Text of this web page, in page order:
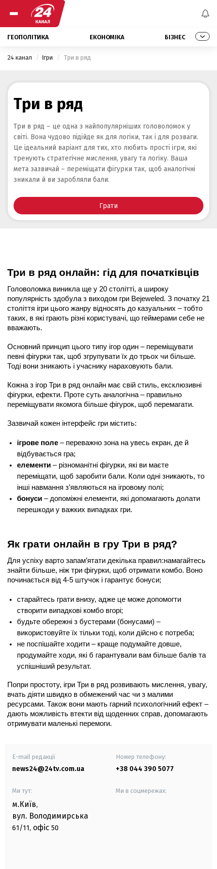
ГЕОПОЛІТИКА ЕКОНОМІКА БІЗНЕС
24 канал Ігри Три в ряд
Три в ряд
Три в ряд – це одна з найпопулярніших головоломок у
світі. Вона чудово підійде як для логіки, так і для розваги.
Це ідеальний варіант для тих, хто любить прості ігри, які
тренують стратегічне мислення, увагу та логіку. Ваша
мета зазвичай – переміщати фігурки так, щоб аналогічні
зникали й ви заробляли бали.
Грати
Три в ряд онлайн: гід для початківців
Головоломка виникла ще у 20 столітті, а широку
популярність здобула з виходом гри Bejeweled. З початку 21
століття ігри цього жанру відносять до казуальних – тобто
таких, в які грають різні користувачі, що геймерами себе не
вважають.
Основний принцип цього типу ігор один – переміщувати
певні фігурки так, щоб згрупувати їх до трьох чи більше.
Тоді вони зникають і учаснику нараховують бали.
Кожна з ігор Три в ряд онлайн має свій стиль, ексклюзивні
фігурки, ефекти. Проте суть аналогічна – правильно
переміщувати якомога більше фігурок, щоб перемагати.
Зазвичай кожен інтерфейс гри містить:
ігрове поле – переважно зона на увесь екран, де й
відбувається гра;
елементи – різноманітні фігурки, які ви маєте
переміщати, щоб заробити бали. Коли одні зникають, то
інші навмання з’являються на ігровому полі;
бонуси – допоміжні елементи, які допомагають долати
перешкоди у важких випадках гри.
Як грати онлайн в гру Три в ряд?
Для успіху варто запам’ятати декілька правил:намагайтесь
знайти більше, ніж три фігурки, щоб отримати комбо. Воно
починається від 4-5 штучок і гарантує бонуси;
старайтесь грати внизу, адже це може допомогти
створити випадкові комбо вгорі;
будьте обережні з бустерами (бонусами) –
використовуйте їх тільки тоді, коли дійсно є потреба;
не поспішайте ходити – краще подумайте довше,
продумайте ходи, які б гарантували вам більше балів та
успішніший результат.
Попри простоту, ігри Три в ряд розвивають мислення, увагу,
вчать діяти швидко в обмежений час чи з малими
ресурсами. Також вони мають гарний психологічний ефект –
дають можливість втекти від щоденних справ, допомагають
отримувати маленькі перемоги.
E-mail редакції
news24@24tv.com.ua
Номер телефону:
+38 044 390 5077
Ми тут:
м.Київ,
вул. Володимирська
61/11, офіс 50
Ми в соцмережах: